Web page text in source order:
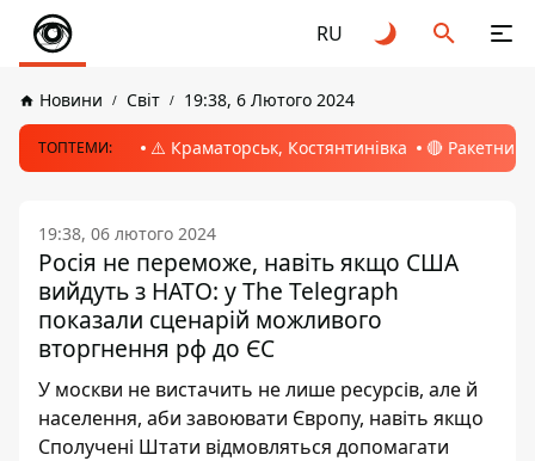
RU
Новини Світ 19:38, 6 Лютого 2024
ТОПТЕМИ: ⚠️ Краматорськ, Костянтинівка 🔴 Ракетний
19:38, 06 лютого 2024
Росія не переможе, навіть якщо США
вийдуть з НАТО: у The Telegraph
показали сценарій можливого
вторгнення рф до ЄС
У москви не вистачить не лише ресурсів, але й
населення, аби завоювати Європу, навіть якщо
Сполучені Штати відмовляться допомагати